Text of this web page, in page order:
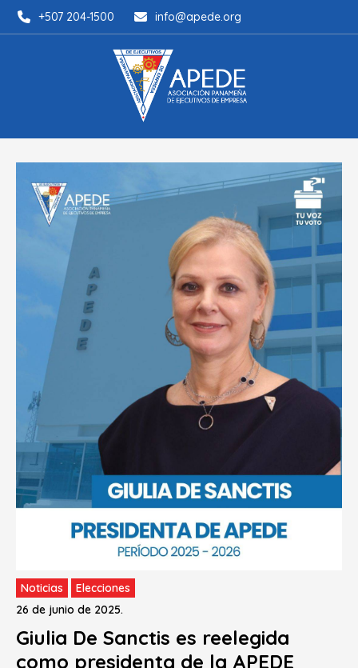
+507 204-1500 info@apede.org
Noticias
Elecciones
26 de junio de 2025.
Giulia De Sanctis es reelegida
como presidenta de la APEDE